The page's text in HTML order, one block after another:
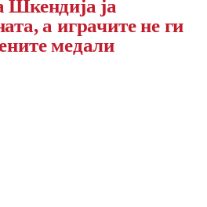
Шкендија ја
а играчите не ги
медали